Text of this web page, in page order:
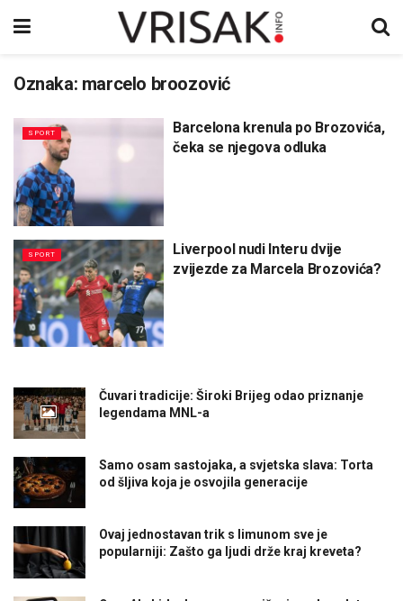
Oznaka: marcelo broozović
SPORT
Barcelona krenula po Brozovića,
čeka se njegova odluka
SPORT
Liverpool nudi Interu dvije
zvijezde za Marcela Brozovića?
Čuvari tradicije: Široki Brijeg odao priznanje
legendama MNL-a
Samo osam sastojaka, a svjetska slava: Torta
od šljiva koja je osvojila generacije
Ovaj jednostavan trik s limunom sve je
popularniji: Zašto ga ljudi drže kraj kreveta?